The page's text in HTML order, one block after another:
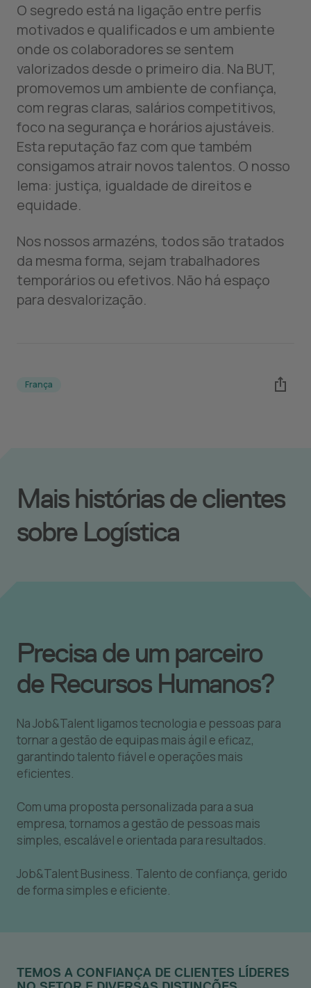
O segredo está na ligação entre perfis
motivados e qualificados e um ambiente
onde os colaboradores se sentem
valorizados desde o primeiro dia. Na BUT,
promovemos um ambiente de confiança,
com regras claras, salários competitivos,
foco na segurança e horários ajustáveis.
Esta reputação faz com que também
consigamos atrair novos talentos. O nosso
lema: justiça, igualdade de direitos e
equidade.
Nos nossos armazéns, todos são tratados
da mesma forma, sejam trabalhadores
temporários ou efetivos. Não há espaço
para desvalorização.
França
Mais histórias de clientes
sobre Logística
Precisa de um parceiro
de Recursos Humanos?
Na Job&Talent ligamos tecnologia e pessoas para
tornar a gestão de equipas mais ágil e eficaz,
garantindo talento fiável e operações mais
eficientes.
Com uma proposta personalizada para a sua
empresa, tornamos a gestão de pessoas mais
simples, escalável e orientada para resultados.
Job&Talent Business. Talento de confiança, gerido
de forma simples e eficiente.
TEMOS A CONFIANÇA DE CLIENTES LÍDERES